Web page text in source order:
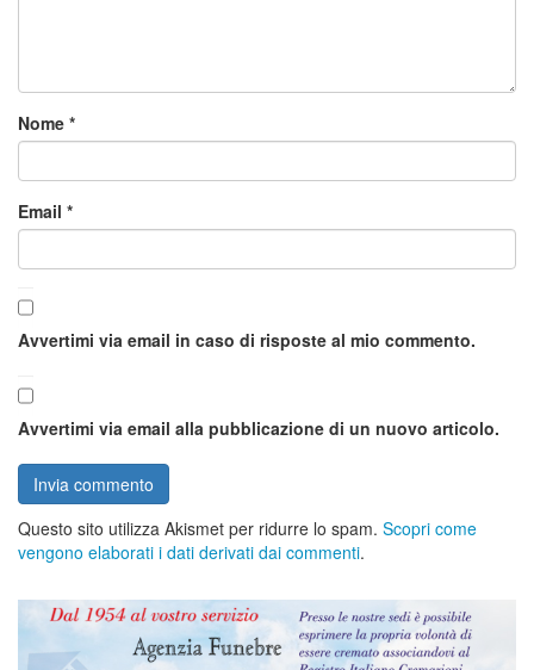
Nome *
Email *
Avvertimi via email in caso di risposte al mio commento.
Avvertimi via email alla pubblicazione di un nuovo articolo.
Questo sito utilizza Akismet per ridurre lo spam. Scopri come
vengono elaborati i dati derivati dai commenti.